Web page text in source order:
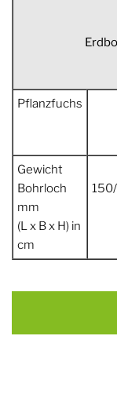
Pflanzfuchs
Gewicht
Bohrloch
mm
(L x B x H) in
cm